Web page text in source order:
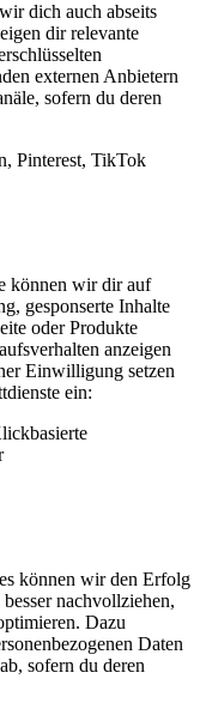
dich auch abseits
dir relevante
externen Anbietern
sofern du deren
Pinterest, TikTok
können wir dir auf
gesponserte Inhalte
oder Produkte
anzeigen
Einwilligung setzen
ein:
können wir den Erfolg
nachvollziehen,
Dazu
Daten
sofern du deren